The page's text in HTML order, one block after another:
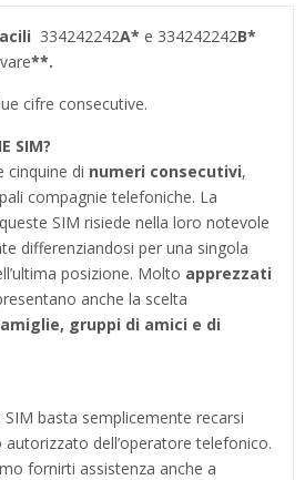
334242242A* e 334242242B*
**.
cifre consecutive.
SIM?
cinquine di numeri consecutivi,
compagnie telefoniche. La
SIM risiede nella loro notevole
differenziandosi per una singola
posizione. Molto apprezzati
anche la scelta
gruppi di amici e di
SIM basta semplicemente recarsi
dell’operatore telefonico.
fornirti assistenza anche a